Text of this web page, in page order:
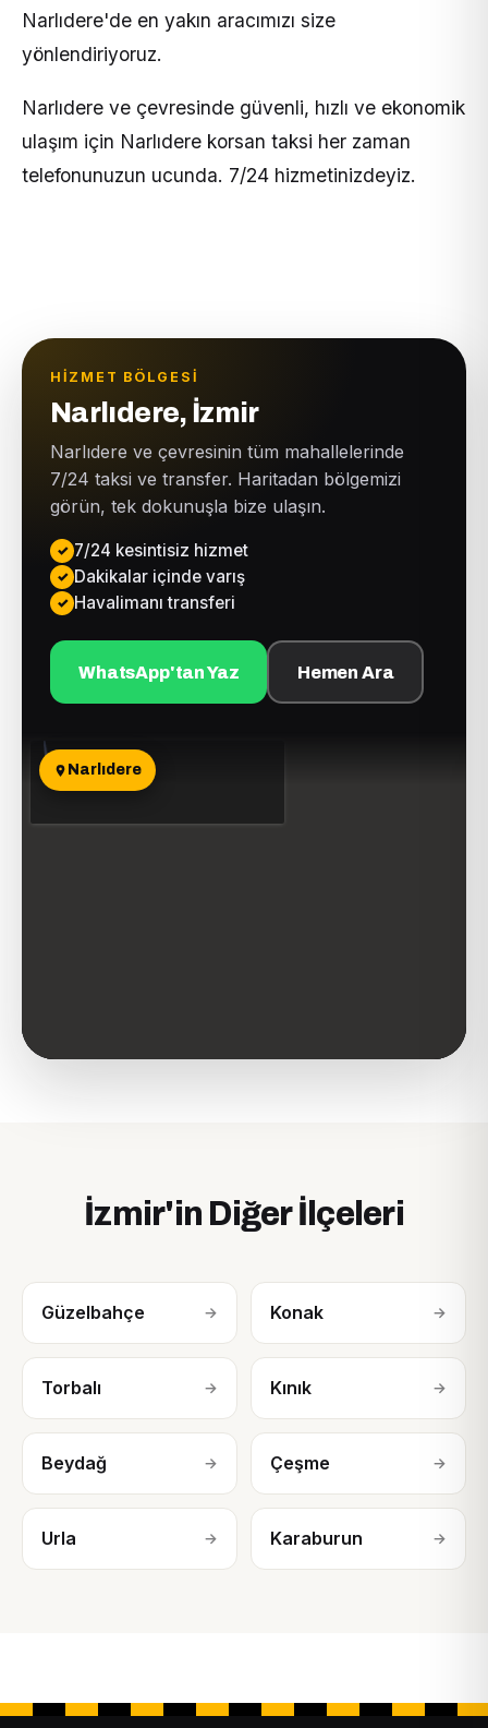
Narlıdere'de en yakın aracımızı size
yönlendiriyoruz.
Narlıdere ve çevresinde güvenli, hızlı ve ekonomik
ulaşım için Narlıdere korsan taksi her zaman
telefonunuzun ucunda. 7/24 hizmetinizdeyiz.
HIZMET BÖLGESI
Narlıdere, İzmir
Narlıdere ve çevresinin tüm mahallelerinde
7/24 taksi ve transfer. Haritadan bölgemizi
görün, tek dokunuşla bize ulaşın.
7/24 kesintisiz hizmet
Dakikalar içinde varış
Havalimanı transferi
WhatsApp'tan Yaz Hemen Ara
Narlıdere
İzmir'in Diğer İlçeleri
Güzelbahçe → Konak →
Torbalı → Kınık →
Beydağ → Çeşme →
Urla → Karaburun →